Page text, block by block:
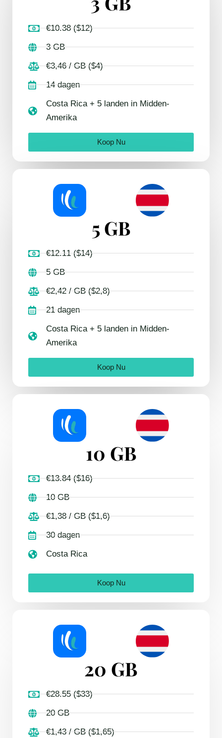
€10.38 ($12)
3 GB
€3,46 / GB ($4)
14 dagen
Costa Rica + 5 landen in Midden-
Amerika
Koop Nu
5 GB
€12.11 ($14)
5 GB
€2,42 / GB ($2,8)
21 dagen
Costa Rica + 5 landen in Midden-
Amerika
Koop Nu
10 GB
€13.84 ($16)
10 GB
€1,38 / GB ($1,6)
30 dagen
Costa Rica
Koop Nu
20 GB
€28.55 ($33)
20 GB
€1,43 / GB ($1,65)